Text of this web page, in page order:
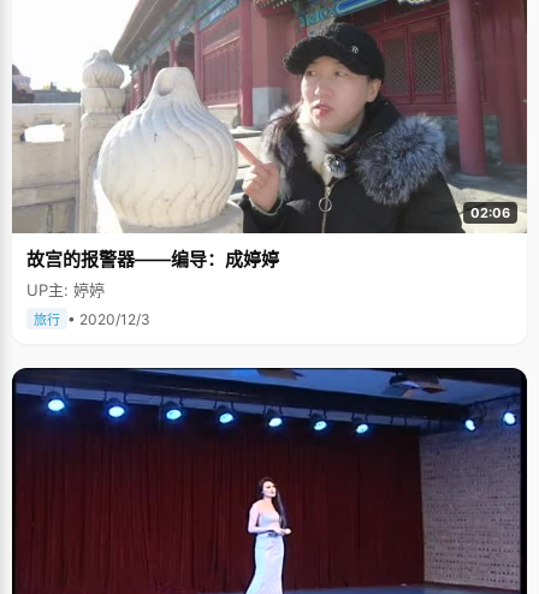
02:06
故宫的报警器——编导：成婷婷
UP主: 婷婷
旅行 • 2020/12/3